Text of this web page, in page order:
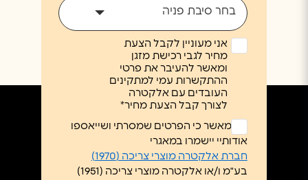
בחר סיבת פניה
אני מעוניין לקבל הצעת
מחיר לגבי רכישת מזגן
ומאשר להעיבר את פרטי
ההתקשרות עמי למתקינים
העובדים עם אלקטרה
לצורך קבל הצעת מחיר*
ללא
כותרת
*
אני מאשר כי הפרטים שמסרתי ושייאספו
אודותיי יישמרו במאגרי
חברת אלקטרה מוצרי צריכה (1970)
בע"מ ו/או אלקטרה מוצרי צריכה (1951)